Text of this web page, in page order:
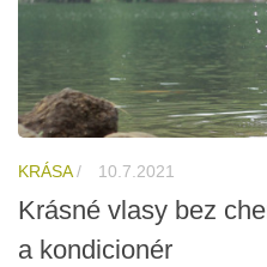
KRÁSA/ 10.7.2021
Krásné vlasy bez
a kondicionér